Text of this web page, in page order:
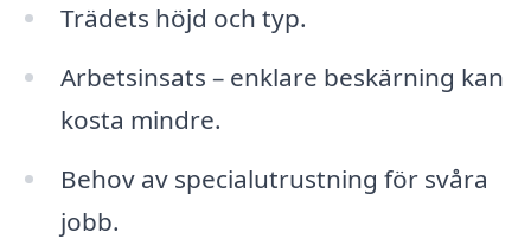
Trädets höjd och typ.
Arbetsinsats – enklare beskärning kan
kosta mindre.
Behov av specialutrustning för svåra
jobb.